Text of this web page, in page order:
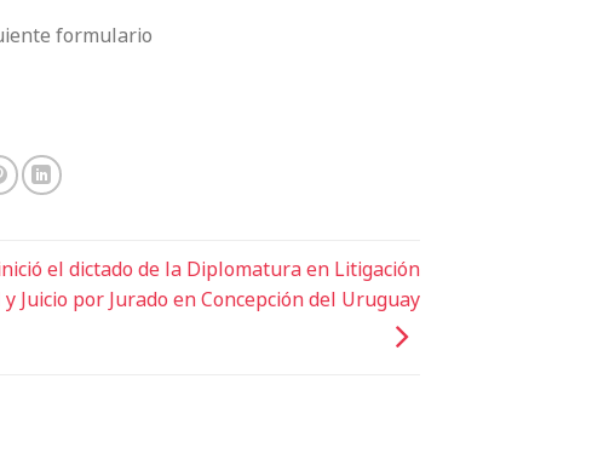
formulario
el dictado de la Diplomatura en Litigación
Juicio por Jurado en Concepción del Uruguay